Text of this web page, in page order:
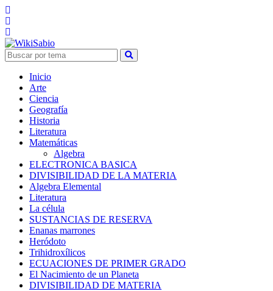
Inicio
Arte
Ciencia
Geografía
Historia
Literatura
Matemáticas
Algebra
ELECTRONICA BASICA
DIVISIBILIDAD DE LA MATERIA
Algebra Elemental
Literatura
La célula
SUSTANCIAS DE RESERVA
Enanas marrones
Heródoto
Trihidroxílicos
ECUACIONES DE PRIMER GRADO
El Nacimiento de un Planeta
DIVISIBILIDAD DE MATERIA